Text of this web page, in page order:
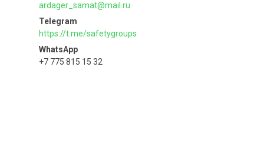
ardager_samat@mail.ru
https://t.me/safetygroups
+7 775 815 15 32